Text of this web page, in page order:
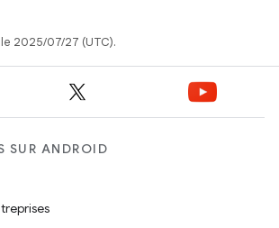
2025/07/27 (UTC).
SUR ANDROID